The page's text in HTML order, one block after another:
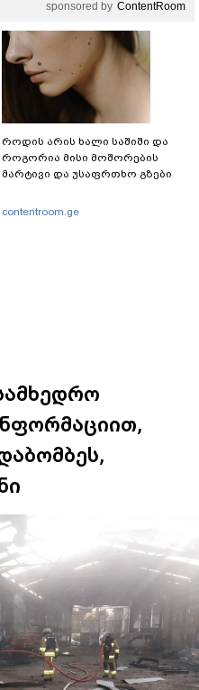
sponsored by ContentRoom
როდის არის ხალი საშიში და
როგორია მისი მოშორების
მარტივი და უსაფრთხო გზები
contentroom.ge